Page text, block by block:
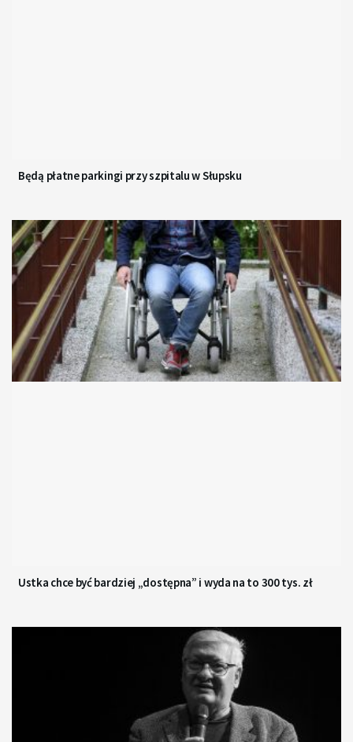
Będą płatne parkingi przy szpitalu w Słupsku
Ustka chce być bardziej „dostępna” i wyda na to 300 tys. zł